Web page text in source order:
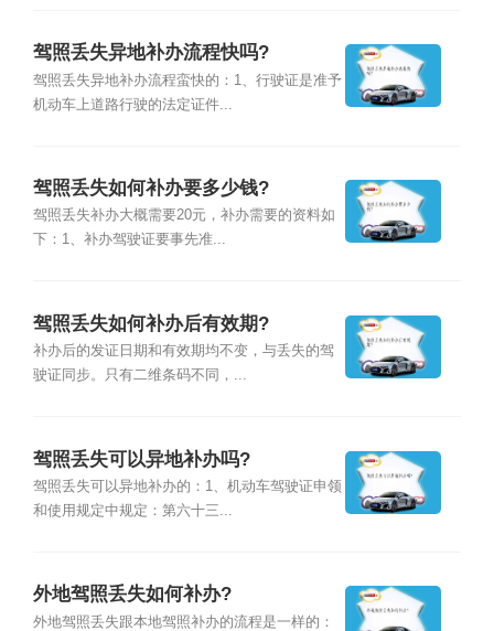
驾照丢失异地补办流程快吗?
驾照丢失异地补办流程蛮快的：1、行驶证是准予
机动车上道路行驶的法定证件...
驾照丢失如何补办要多少钱?
驾照丢失补办大概需要20元，补办需要的资料如
下：1、补办驾驶证要事先准...
驾照丢失如何补办后有效期?
补办后的发证日期和有效期均不变，与丢失的驾
驶证同步。只有二维条码不同，...
驾照丢失可以异地补办吗?
驾照丢失可以异地补办的：1、机动车驾驶证申领
和使用规定中规定：第六十三...
外地驾照丢失如何补办?
外地驾照丢失跟本地驾照补办的流程是一样的：